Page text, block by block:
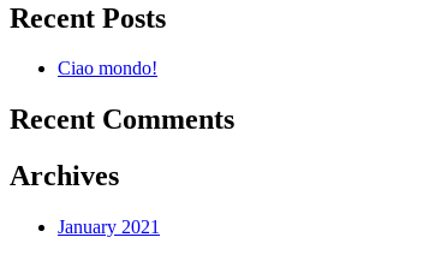
Recent Posts
Ciao mondo!
Recent Comments
Archives
January 2021